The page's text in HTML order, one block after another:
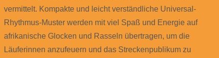
vermittelt. Kompakte und leicht verständliche Universal-
Rhythmus-Muster werden mit viel Spaß und Energie auf
afrikanische Glocken und Rasseln übertragen, um die
Läuferinnen anzufeuern und das Streckenpublikum zu